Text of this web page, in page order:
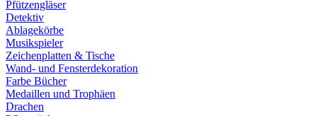
Pfützengläser
Detektiv
Ablagekörbe
Musikspieler
Zeichenplatten & Tische
Wand- und Fensterdekoration
Farbe Bücher
Medaillen und Trophäen
Drachen